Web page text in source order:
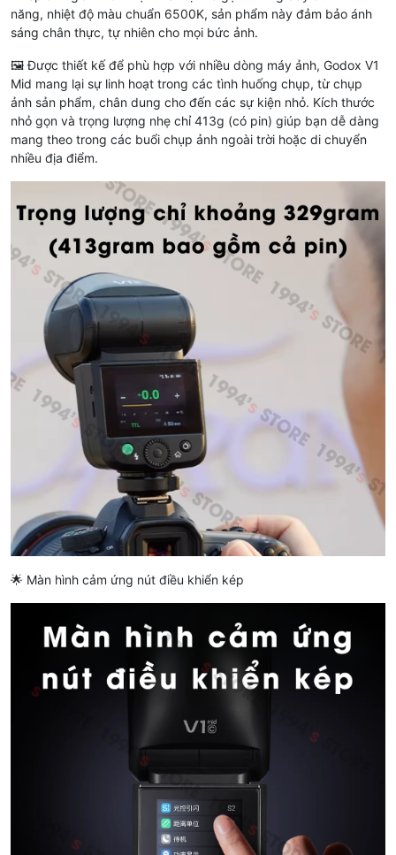
năng, nhiệt độ màu chuẩn 6500K, sản phẩm này đảm bảo ánh
sáng chân thực, tự nhiên cho mọi bức ảnh.
🖼️ Được thiết kế để phù hợp với nhiều dòng máy ảnh, Godox V1
Mid mang lại sự linh hoạt trong các tình huống chụp, từ chụp
ảnh sản phẩm, chân dung cho đến các sự kiện nhỏ. Kích thước
nhỏ gọn và trọng lượng nhẹ chỉ 413g (có pin) giúp bạn dễ dàng
mang theo trong các buổi chụp ảnh ngoài trời hoặc di chuyển
nhiều địa điểm.
🌟 Màn hình cảm ứng nút điều khiển kép